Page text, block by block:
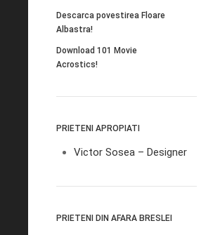
Descarca povestirea Floare
Albastra!
Download 101 Movie
Acrostics!
PRIETENI APROPIATI
Victor Sosea – Designer
PRIETENI DIN AFARA BRESLEI